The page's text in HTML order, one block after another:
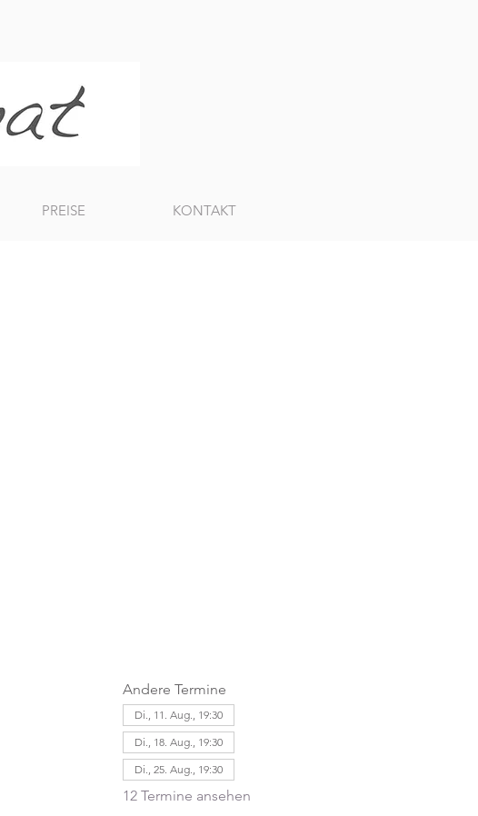
PREISE KONTAKT
Andere Termine
Di., 11. Aug., 19:30
Di., 18. Aug., 19:30
Di., 25. Aug., 19:30
12 Termine ansehen